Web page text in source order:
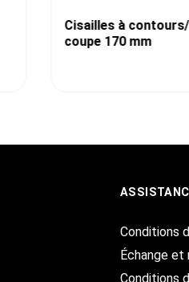
Cisailles à
coupe 170 mm
Conditions
Échange et
Conditions